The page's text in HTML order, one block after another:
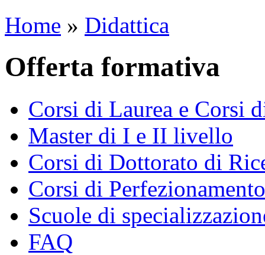
Home » Didattica
Offerta formativa
Corsi di Laurea e Corsi
Master di I e II livello
Corsi di Dottorato di
Corsi di Perfezionamento
Scuole di
FAQ